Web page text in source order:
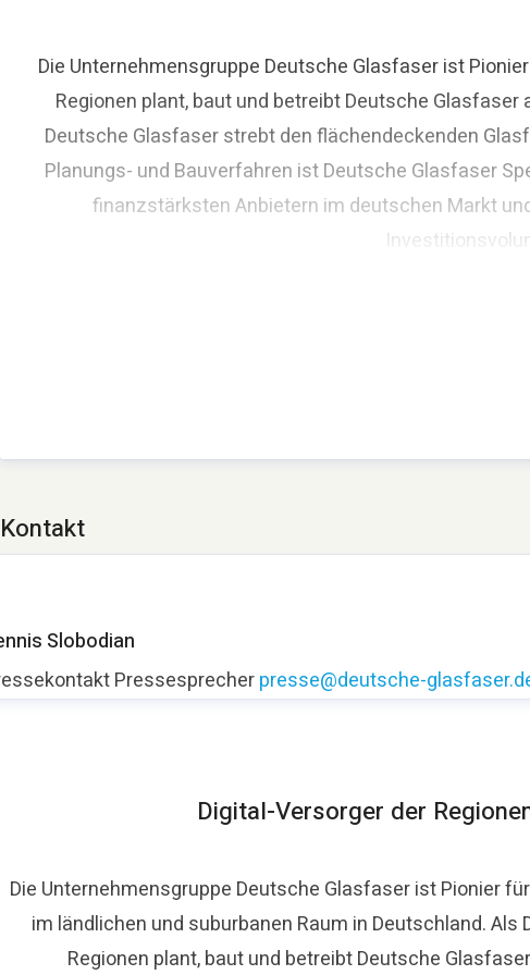
Die Unternehmensgruppe Deutsche Glasfaser ist
Regionen plant, baut und betreibt Deutsche
Deutsche Glasfaser strebt den flächendeckenden
Planungs- und Bauverfahren ist Deutsche Glasfaser
finanzstärksten Anbietern im deutschen Markt
Kontakt
Slobodian
Pressesprecherpresse@deutsche-
Digital-Versorger der
Die Unternehmensgruppe Deutsche Glasfaser ist Pionier
im ländlichen und suburbanen Raum in Deutschland. Als
Regionen plant, baut und betreibt Deutsche